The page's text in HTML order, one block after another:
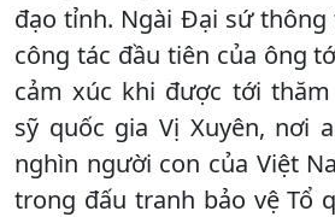
đạo tỉnh. Ngài Đại sứ thông
công tác đầu tiên của ông
cảm xúc khi được tới
sỹ quốc gia Vị Xuyên, nơi
nghìn người con của Việt
trong đấu tranh bảo vệ Tổ